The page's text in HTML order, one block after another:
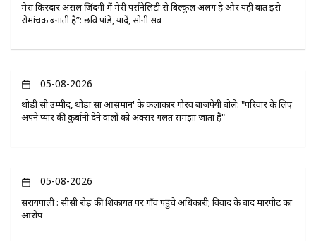
मेरा किरदार असल ज़िंदगी में मेरी पर्सनैलिटी से बिल्कुल अलग है और यही बात इसे
रोमांचक बनाती है”: छवि पांडे, यादें, सोनी सब
05-08-2026
थोड़ी सी उम्मीद, थोड़ा सा आसमान' के कलाकार गौरव बाजपेयी बोले: "परिवार के लिए
अपने प्यार की कुर्बानी देने वालों को अक्सर गलत समझा जाता है"
05-08-2026
सरायपाली : सीसी रोड़ की शिकायत पर गाँव पहुंचे अधिकारी; विवाद के बाद मारपीट का
आरोप